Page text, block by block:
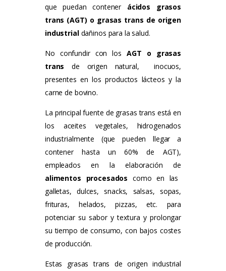
que puedan contenerácidos grasos
trans (AGT) o grasas trans de origen
industrial dañinos para la salud.
No confundir con losAGT o grasas
trans de origen natural,
inocuos,
presentes en los productos lácteos y la
carne de bovino.
La principal fuente de grasas trans está en
los aceites vegetales, hidrogenados
industrialmente (que pueden llegar a
contener hasta un 60% de AGT),
empleados en la elaboración de
alimentos procesados como en las
galletas, dulces, snacks, salsas, sopas,
frituras, helados, pizzas, etc. para
potenciar su sabor y textura y prolongar
su tiempo de consumo, con bajos costes
de producción.
Estas grasas trans de origen industrial